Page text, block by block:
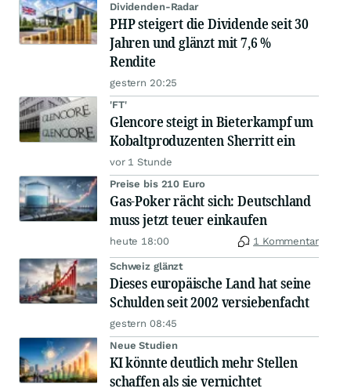
Dividenden-Radar
PHP steigert die Dividende seit 30
Jahren und glänzt mit 7,6 %
Rendite
gestern 20:25
'FT'
Glencore steigt in Bieterkampf um
Kobaltproduzenten Sherritt ein
vor 1 Stunde
Preise bis 210 Euro
Gas-Poker rächt sich: Deutschland
muss jetzt teuer einkaufen
heute 18:00 1 Kommentar
Schweiz glänzt
Dieses europäische Land hat seine
Schulden seit 2002 versiebenfacht
gestern 08:45
Neue Studien
KI könnte deutlich mehr Stellen
schaffen als sie vernichtet